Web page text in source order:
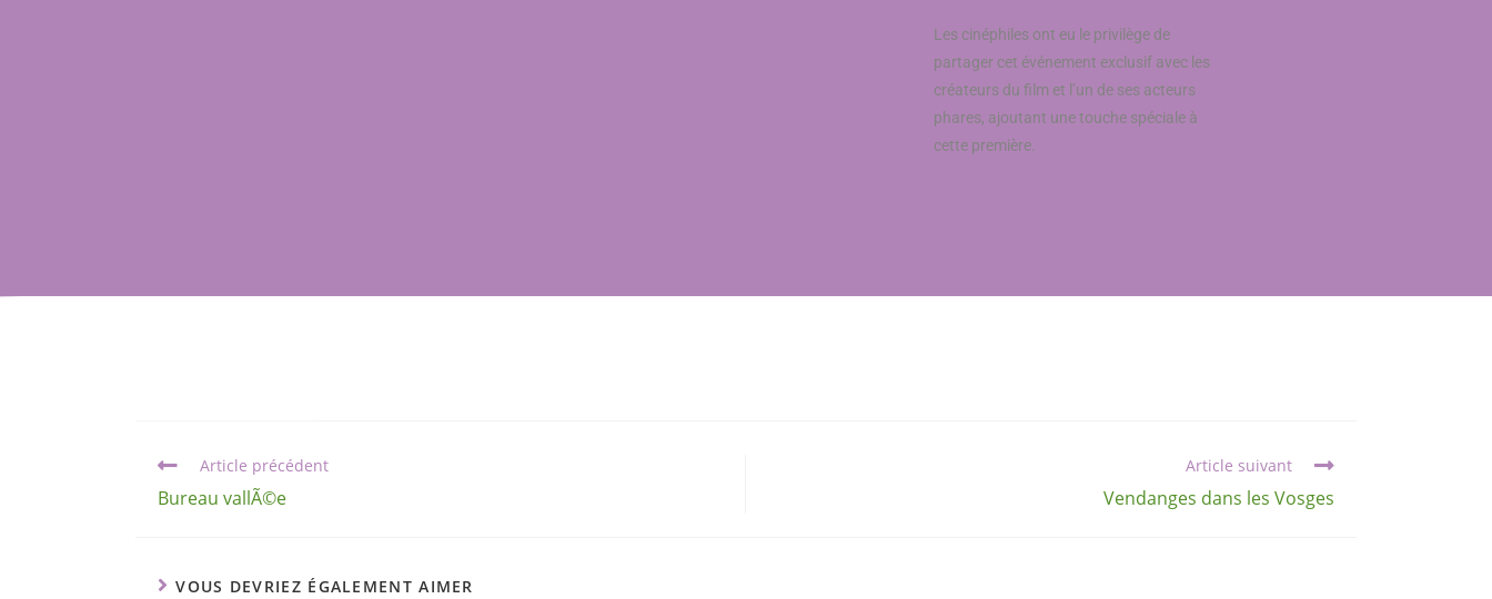
Les cinéphiles ont eu le privilège de
partager cet événement exclusif avec les
créateurs du film et l’un de ses acteurs
phares, ajoutant une touche spéciale à
cette première.
Article précédent
Bureau vallÃ©e
Article suivant
Vendanges dans les Vosges
VOUS DEVRIEZ ÉGALEMENT AIMER